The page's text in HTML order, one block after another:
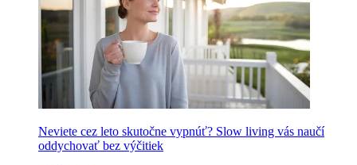
Neviete cez leto skutočne vypnúť? Slow living vás naučí
oddychovať bez výčitiek